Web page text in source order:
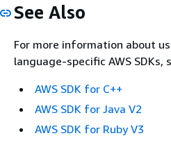
See Also
For more information about
language-specific AWS
AWS SDK for C++
AWS SDK for Java V2
AWS SDK for Ruby V3